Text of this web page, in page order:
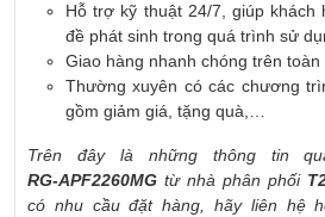
Hỗ trợ kỹ thuật 24/7, giúp khách
đề phát sinh trong quá trình sử
Giao hàng nhanh chóng trên toàn
Thường xuyên có các chương
gồm giảm giá, tặng quà,…
Trên đây là những thông tin
RG‑APF2260MG từ nhà phân phối
có nhu cầu đặt hàng, hãy liên hệ